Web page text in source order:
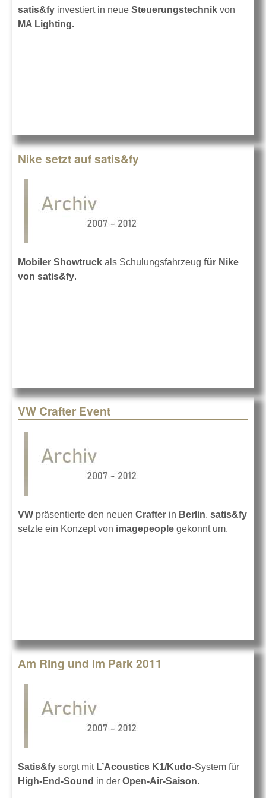
satis&fy investiert in neue Steuerungstechnik von
MA Lighting.
Nike setzt auf satis&fy
Mobiler Showtruck als Schulungsfahrzeug für Nike
von satis&fy.
VW Crafter Event
VW präsentierte den neuen Crafter in Berlin. satis&fy
setzte ein Konzept von imagepeople gekonnt um.
Am Ring und im Park 2011
Satis&fy sorgt mit L’Acoustics K1/Kudo-System für
High-End-Sound in der Open-Air-Saison.